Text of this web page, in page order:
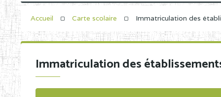
Accueil Carte scolaire Immatriculation des
Immatriculation des